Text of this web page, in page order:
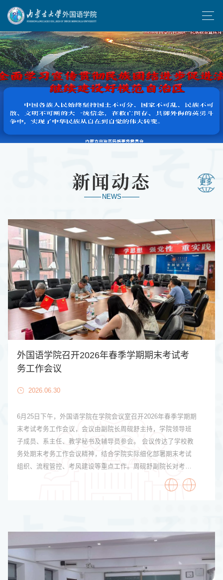
新闻动态
NEWS
更多
外国语学院召开2026年春季学期期末考试考
务工作会议
2026.06.30
6月25日下午，外国语学院在学院会议室召开2026年春季学期期
末考试考务工作会议，会议由副院长周砚舒主持，学院领导班
子成员、系主任、教学秘书及辅导员参会。 会议传达了学校教
务处期末考务工作会议精神，结合学院实际细化部署期末考试
组织、流程管控、考风建设等重点工作。周砚舒副院长对考试
全流程规范作出说明，重点强调考场秩序，考风考纪相关工
作。会议要求各系部对教师开展考务流程与纪律培训，学工办